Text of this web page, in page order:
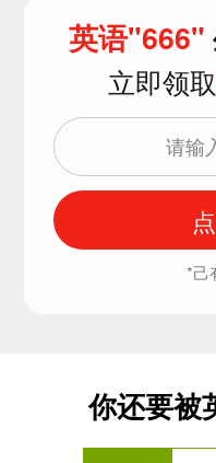
英语"666"
立即领取
*己
你还要被